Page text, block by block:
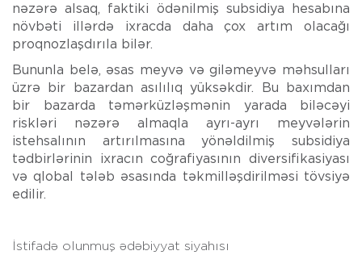
nəzərə alsaq, faktiki ödənilmiş subsidiya hesabına
növbəti illərdə ixracda daha çox artım olacağı
proqnozlaşdırıla bilər.
Bununla belə, əsas meyvə və giləmeyvə məhsulları
üzrə bir bazardan asılılıq yüksəkdir. Bu baxımdan
bir bazarda təmərküzləşmənin yarada biləcəyi
riskləri nəzərə almaqla ayrı-ayrı meyvələrin
istehsalının artırılmasına yönəldilmiş subsidiya
tədbirlərinin ixracın coğrafiyasının diversifikasiyası
və qlobal tələb əsasında təkmilləşdirilməsi tövsiyə
edilir.
İstifadə olunmuş ədəbiyyat siyahısı